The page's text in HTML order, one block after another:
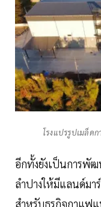
โรงแปรรูปเมล็ด
อีกทั้งยังเป็นการ
ลำปางให้มีแลนด์มา
สำหรับธุรกิจกาแฟแ